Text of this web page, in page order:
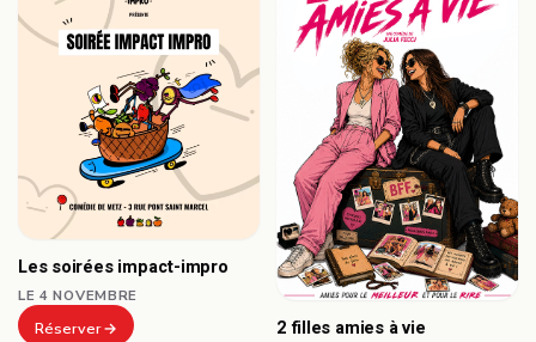
Les soirées impact-impro
LE 4 NOVEMBRE
Réserver 2 filles amies à vie